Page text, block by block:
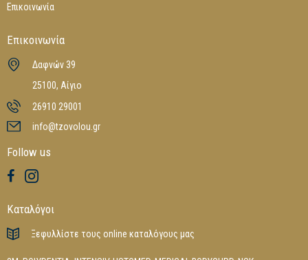
Επικοινωνία
Επικοινωνία
Δαφνών 39
25100, Αίγιο
26910 29001
info@tzovolou.gr
Follow us
Καταλόγοι
Ξεφυλλίστε τους online καταλόγους μας